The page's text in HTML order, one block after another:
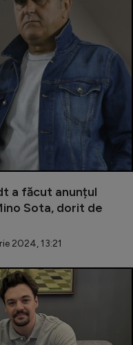
a făcut anunțul
Sota, dorit de
2024, 13:21